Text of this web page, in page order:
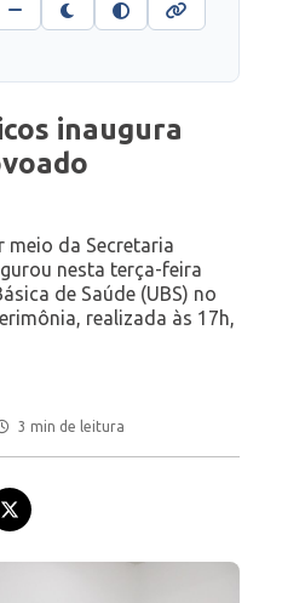
inaugura
meio da Secretaria
nesta terça-feira
de Saúde (UBS) no
realizada às 17h,
3 min de leitura